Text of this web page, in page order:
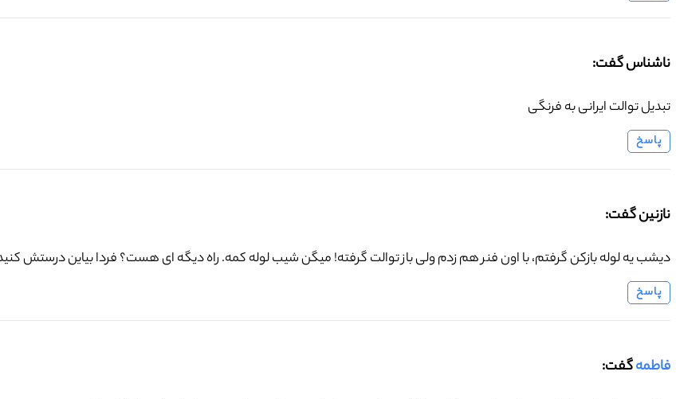
ناشناس گفت:
تبدیل توالت ایرانی به فرنگی
پاسخ
نازنین گفت:
دیشب یه لوله بازکن گرفتم، با اون فنر هم زدم ولی باز توالت گرفته! میگن شیب لوله کمه. راه دیگه ای هست؟ فردا بیاین درستش
پاسخ
فاطمهگفت: